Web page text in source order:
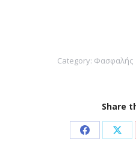
Category: Φασφαλής
Share
Share